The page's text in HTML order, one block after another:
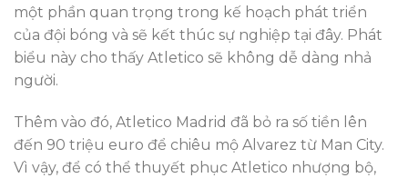
một phần quan trọng trong kế hoạch phát triển
của đội bóng và sẽ kết thúc sự nghiệp tại đây. Phát
biểu này cho thấy Atletico sẽ không dễ dàng nhả
người.
Thêm vào đó, Atletico Madrid đã bỏ ra số tiền lên
đến 90 triệu euro để chiêu mộ Alvarez từ Man City.
Vì vậy, để có thể thuyết phục Atletico nhượng bộ,